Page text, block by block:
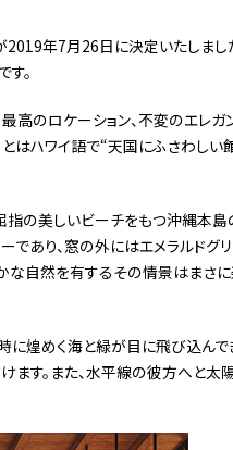
2019年7月26日に決定いたしまし
。
高のロケーション、不変のエレガ
とはハワイ語で“天国にふさわしい
指の美しいビーチをもつ沖縄本島
あり、窓の外にはエメラルドグ
な自然を有するその情景はまさ
煌めく海と緑が目に飛び込んで
ます。また、水平線の彼方へと太